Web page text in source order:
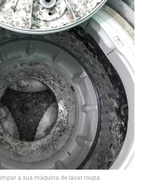
a sua máquina de lavar roupa